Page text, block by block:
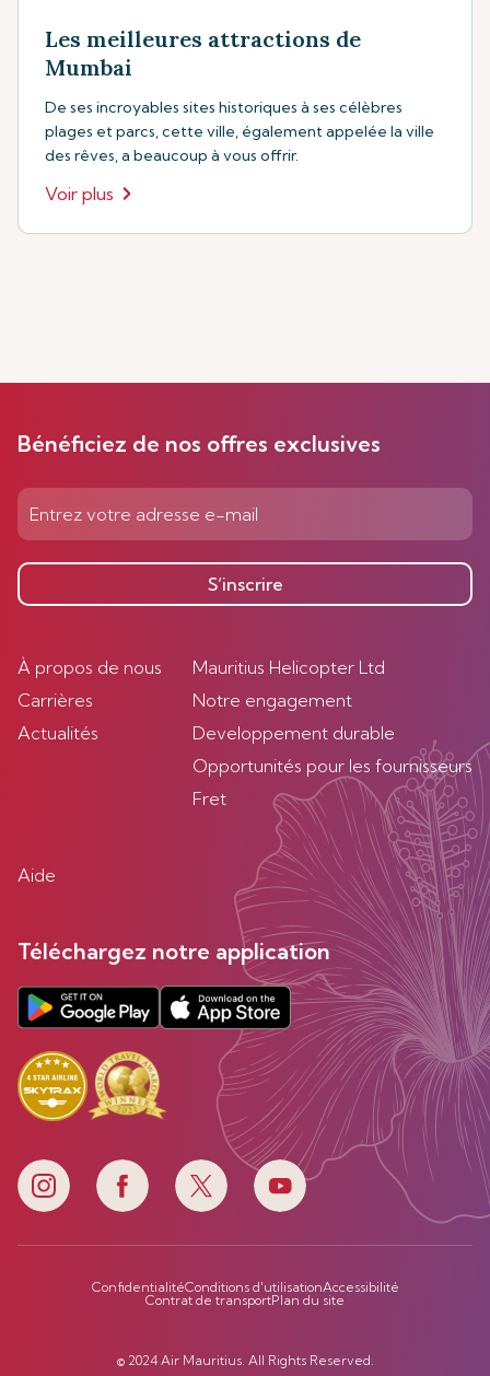
Les meilleures attractions de
Mumbai
De ses incroyables sites historiques à ses célèbres
plages et parcs, cette ville, également appelée la ville
des rêves, a beaucoup à vous offrir.
Voir plus
Bénéficiez de nos offres exclusives
S’inscrire
À propos de nous
Carrières
Actualités
Mauritius Helicopter Ltd
Notre engagement
Developpement durable
Opportunités pour les fournisseurs
Fret
Aide
Téléchargez notre application
ConfidentialitéConditions d'utilisationAccessibilité
Contrat de transportPlan du site
© 2024 Air Mauritius. All Rights Reserved.